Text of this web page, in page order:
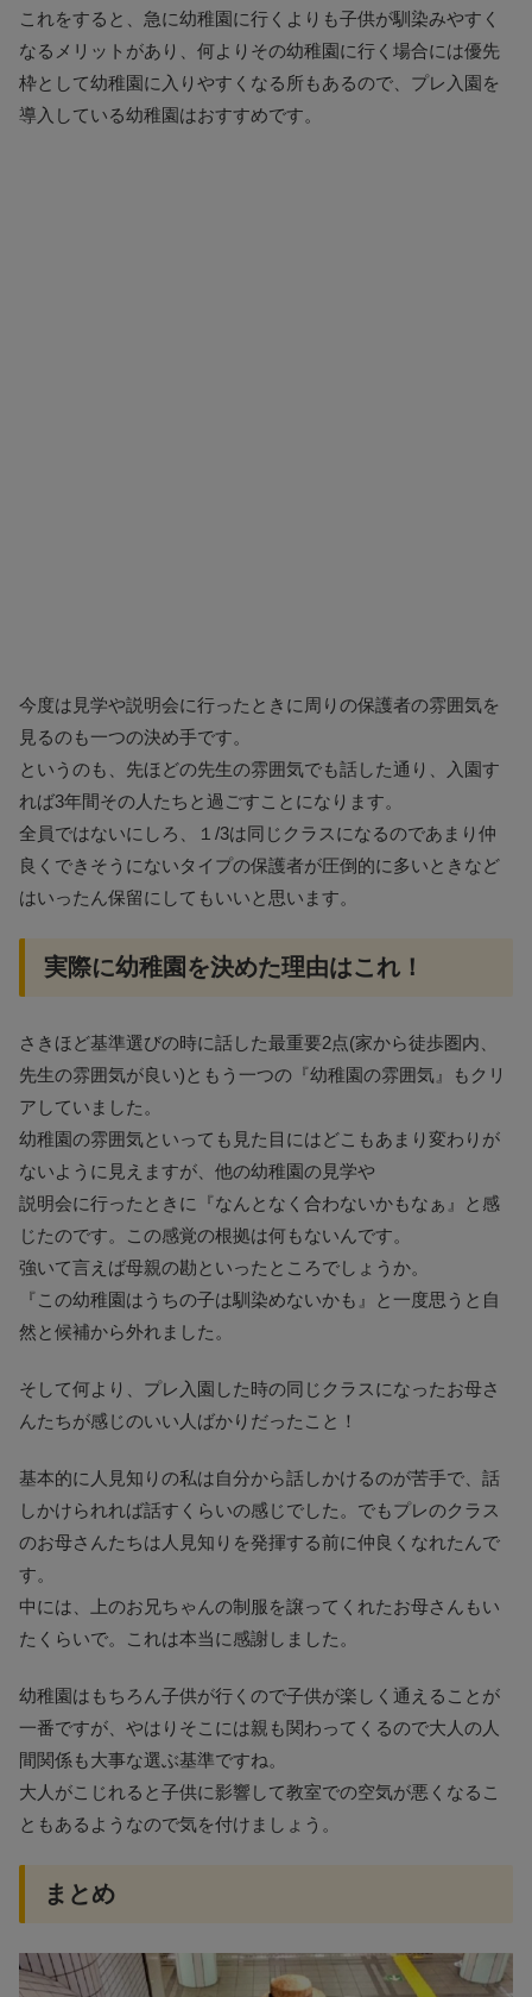
これをすると、急に幼稚園に行くよりも子供が馴染みやすく
なるメリットがあり、何よりその幼稚園に行く場合には優先
枠として幼稚園に入りやすくなる所もあるので、プレ入園を
導入している幼稚園はおすすめです。
今度は見学や説明会に行ったときに周りの保護者の雰囲気を
見るのも一つの決め手です。
というのも、先ほどの先生の雰囲気でも話した通り、入園す
れば3年間その人たちと過ごすことになります。
全員ではないにしろ、１/3は同じクラスになるのであまり仲
良くできそうにないタイプの保護者が圧倒的に多いときなど
はいったん保留にしてもいいと思います。
実際に幼稚園を決めた理由はこれ！
さきほど基準選びの時に話した最重要2点(家から徒歩圏内、
先生の雰囲気が良い)ともう一つの『幼稚園の雰囲気』もクリ
アしていました。
幼稚園の雰囲気といっても見た目にはどこもあまり変わりが
ないように見えますが、他の幼稚園の見学や
説明会に行ったときに『なんとなく合わないかもなぁ』と感
じたのです。この感覚の根拠は何もないんです。
強いて言えば母親の勘といったところでしょうか。
『この幼稚園はうちの子は馴染めないかも』と一度思うと自
然と候補から外れました。
そして何より、プレ入園した時の同じクラスになったお母さ
んたちが感じのいい人ばかりだったこと！
基本的に人見知りの私は自分から話しかけるのが苦手で、話
しかけられれば話すくらいの感じでした。でもプレのクラス
のお母さんたちは人見知りを発揮する前に仲良くなれたんで
す。
中には、上のお兄ちゃんの制服を譲ってくれたお母さんもい
たくらいで。これは本当に感謝しました。
幼稚園はもちろん子供が行くので子供が楽しく通えることが
一番ですが、やはりそこには親も関わってくるので大人の人
間関係も大事な選ぶ基準ですね。
大人がこじれると子供に影響して教室での空気が悪くなるこ
ともあるようなので気を付けましょう。
まとめ